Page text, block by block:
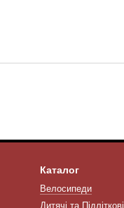
Каталог
Велосипеди
Дитячі та Підліткові